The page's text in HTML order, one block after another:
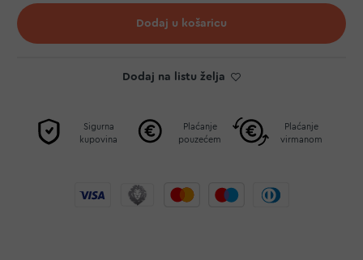
Dodaj u košaricu
Dodaj na listu želja
Sigurna
kupovina
Plaćanje
pouzećem
Plaćanje
virmanom